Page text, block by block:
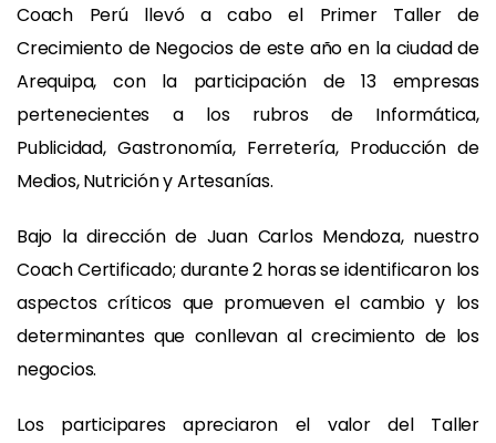
Coach Perú llevó a cabo el Primer Taller de
Crecimiento de Negocios de este año en la ciudad de
Arequipa, con la participación de 13 empresas
pertenecientes a los rubros de Informática,
Publicidad, Gastronomía, Ferretería, Producción de
Medios, Nutrición y Artesanías.
Bajo la dirección de Juan Carlos Mendoza, nuestro
Coach Certificado; durante 2 horas se identificaron los
aspectos críticos que promueven el cambio y los
determinantes que conllevan al crecimiento de los
negocios.
Los participares apreciaron el valor del Taller